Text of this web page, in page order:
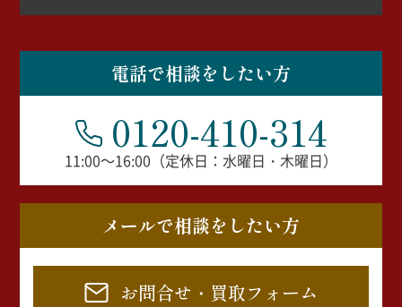
電話で相談をしたい方
0120-410-314
11:00～16:00（定休日：水曜日・木曜日）
メールで相談をしたい方
お問合せ・買取フォーム